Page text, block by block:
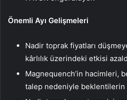
Önemli Ayı Gelişmeleri
Nadir toprak fiyatları
kârlılık üzerindeki etkisi
Magnequench’in hacimleri,
talep nedeniyle beklentilerin